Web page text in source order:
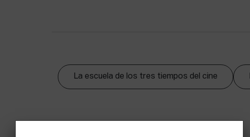
La escuela de los tres tiempos del cine